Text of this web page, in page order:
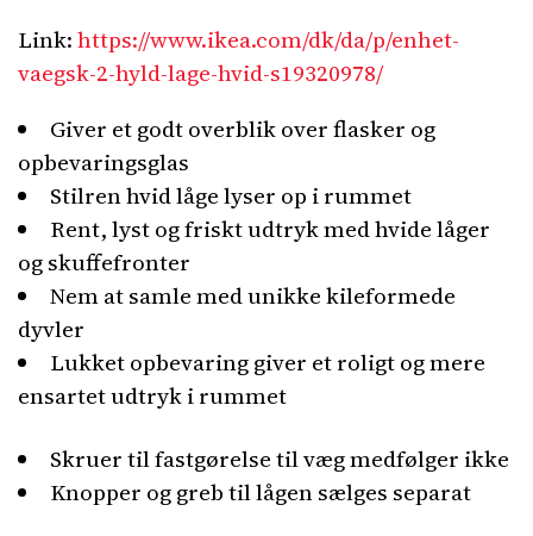
Link:https://www.ikea.com/dk/da/p/enhet-
vaegsk-2-hyld-lage-hvid-s19320978/
Giver et godt overblik over flasker og
opbevaringsglas
Stilren hvid låge lyser op i rummet
Rent, lyst og friskt udtryk med hvide låger
og skuffefronter
Nem at samle med unikke kileformede
dyvler
Lukket opbevaring giver et roligt og mere
ensartet udtryk i rummet
Skruer til fastgørelse til væg medfølger ikke
Knopper og greb til lågen sælges separat